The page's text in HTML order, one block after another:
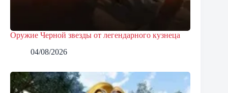
Оружие Черной звезды от легендарного кузнеца
04/08/2026